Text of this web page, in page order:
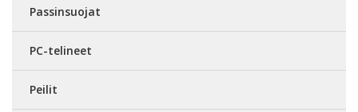
Passinsuojat
PC-telineet
Peilit